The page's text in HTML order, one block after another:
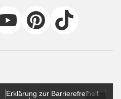
Erklärung zur Barrierefreiheit